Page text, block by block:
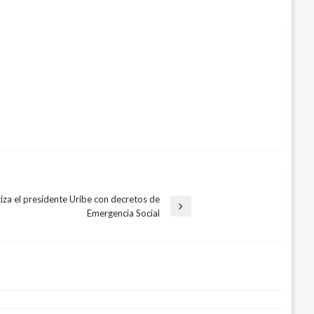
el presidente Uribe con decretos de
Emergencia Social